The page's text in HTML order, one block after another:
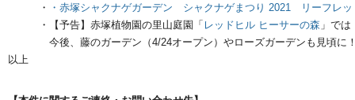
・
・赤塚シャクナゲガーデン シャクナゲまつり 2021 リーフレッ
・【予告】赤塚植物園の里山庭園「 レッドヒル ヒーサーの森 」では
今後、藤のガーデン（4/24オープン）やローズガーデンも見頃
以上